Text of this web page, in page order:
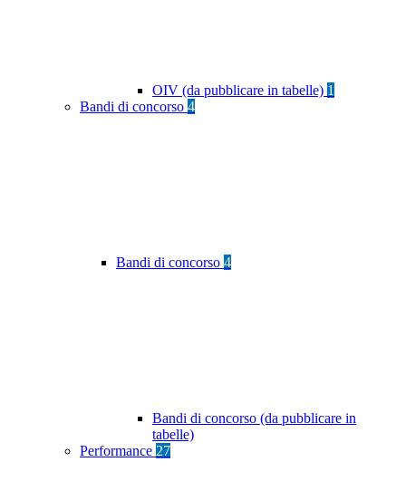
OIV (da pubblicare in tabelle) 1
Bandi di concorso 4
Bandi di concorso 4
Bandi di concorso (da pubblicare in
tabelle)
Performance 27